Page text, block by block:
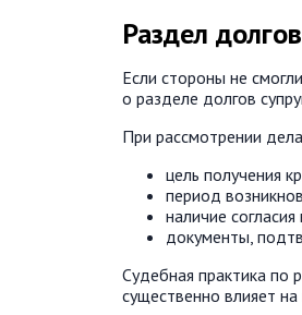
Раздел
Если стороны не
о разделе долгов
При рассмотрении
цель получения
период
наличие согласия
документы,
Судебная практика по
существенно влияет